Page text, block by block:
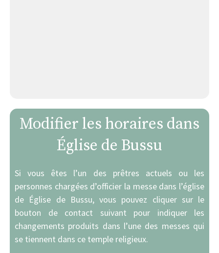
Modifier les horaires dans
Église de Bussu
Si vous êtes l’un des prêtres actuels ou les
personnes chargées d’officier la messe dans l’église
de Église de Bussu, vous pouvez cliquer sur le
bouton de contact suivant pour indiquer les
changements produits dans l’une des messes qui
se tiennent dans ce temple religieux.